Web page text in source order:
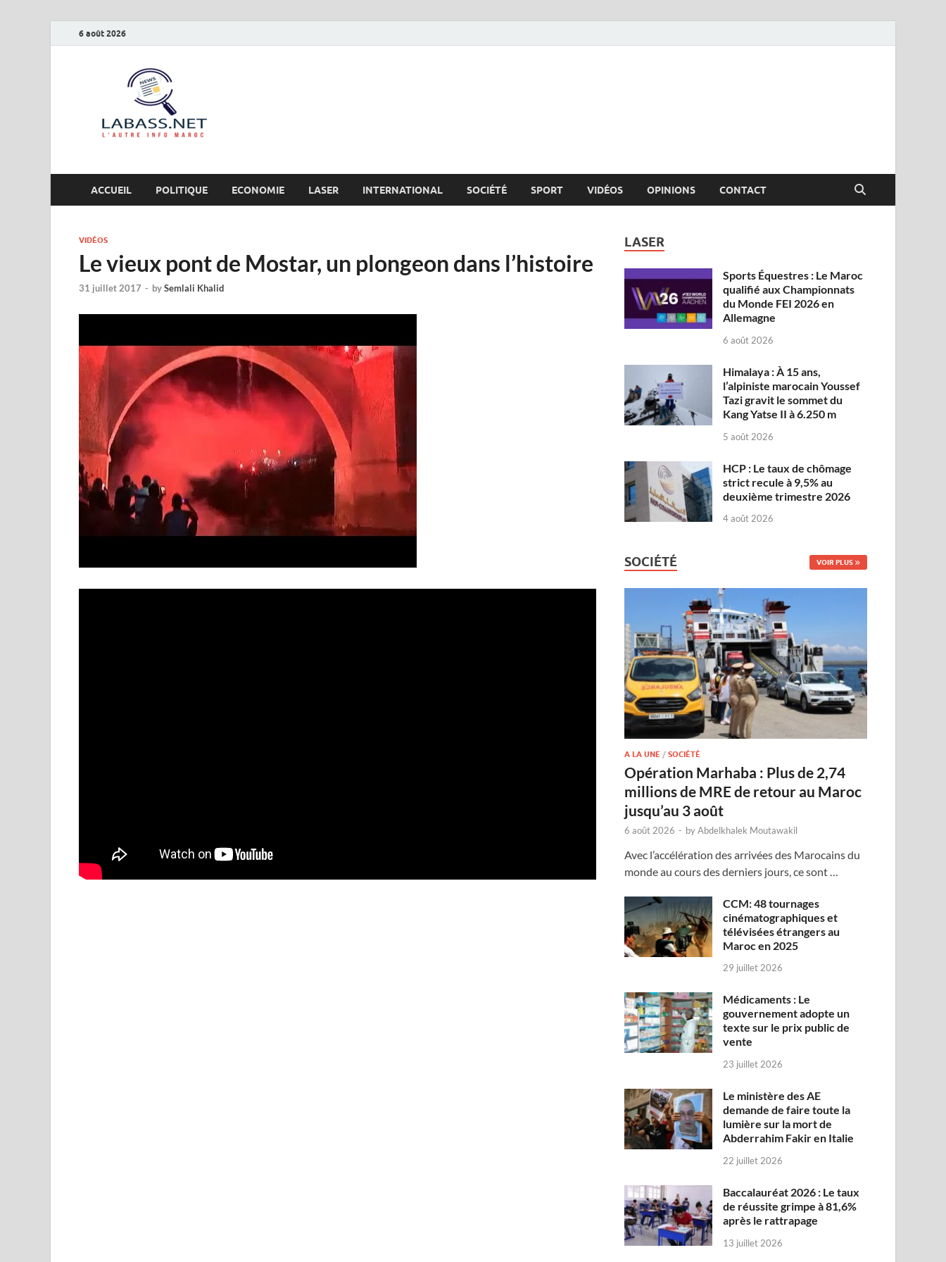
6 août 2026
ACCUEIL POLITIQUE ECONOMIE LASER INTERNATIONAL SOCIÉTÉ SPORT VIDÉOS OPINIONS CONTACT
VIDÉOS
Le vieux pont de Mostar, un plongeon dans l’histoire
31 juillet 2017 - bySemlali Khalid
LASER
Sports Équestres : Le Maroc
qualifié aux Championnats
du Monde FEI 2026 en
Allemagne
6 août 2026
Himalaya : À 15 ans,
l’alpiniste marocain Youssef
Tazi gravit le sommet du
Kang Yatse II à 6.250 m
5 août 2026
HCP : Le taux de chômage
strict recule à 9,5% au
deuxième trimestre 2026
4 août 2026
SOCIÉTÉ VOIR PLUS
A LA UNE /SOCIÉTÉ
Opération Marhaba : Plus de 2,74
millions de MRE de retour au Maroc
jusqu’au 3 août
6 août 2026 - byAbdelkhalek Moutawakil
Avec l’accélération des arrivées des Marocains du
monde au cours des derniers jours, ce sont …
CCM: 48 tournages
cinématographiques et
télévisées étrangers au
Maroc en 2025
29 juillet 2026
Médicaments : Le
gouvernement adopte un
texte sur le prix public de
vente
23 juillet 2026
Le ministère des AE
demande de faire toute la
lumière sur la mort de
Abderrahim Fakir en Italie
22 juillet 2026
Baccalauréat 2026 : Le taux
de réussite grimpe à 81,6%
après le rattrapage
13 juillet 2026